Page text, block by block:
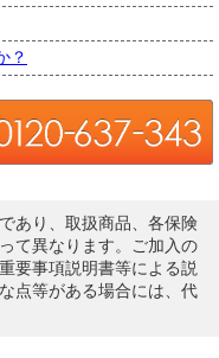
？
あり、取扱商品、各保険
て異なります。ご加入の
要事項説明書等による説
点等がある場合には、代